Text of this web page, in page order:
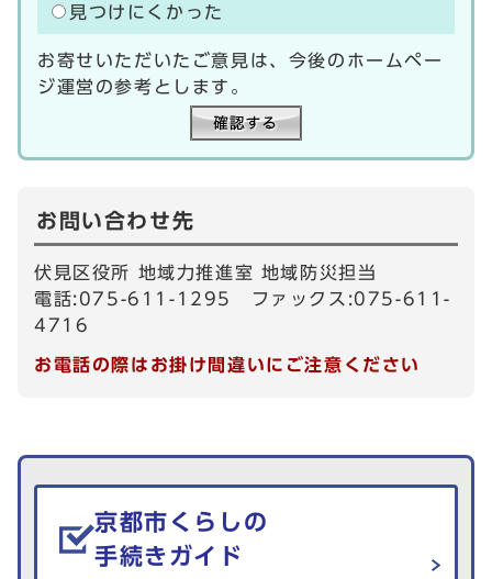
見つけにくかった
お寄せいただいたご意見は、今後のホームペー
ジ運営の参考とします。
お問い合わせ先
伏見区役所 地域力推進室 地域防災担当
電話:075-611-1295 ファックス:075-611-
4716
お電話の際はお掛け間違いにご注意ください
生活情報を探す
京都市くらしの
手続きガイド